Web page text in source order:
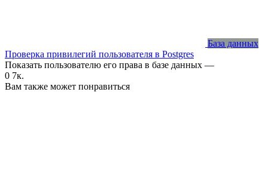
База данных
Проверка привилегий пользователя в Postgres
Показать пользователю его права в базе данных —
0 7к.
Вам также может понравиться